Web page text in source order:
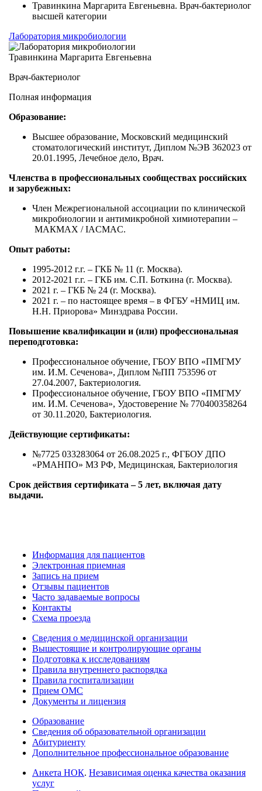
Травинкина Маргарита Евгеньевна. Врач-бактериолог
высшей категории
Лаборатория микробиологии
Травинкина Маргарита Евгеньевна
Врач-бактериолог
Полная информация
Образование:
Высшее образование, Московский медицинский
стоматологический институт, Диплом №ЭВ 362023 от
20.01.1995, Лечебное дело, Врач.
Членства в профессиональных сообществах российских
и зарубежных:
Член Межрегиональной ассоциации по клинической
микробиологии и антимикробной химиотерапии –
МАКМАХ / IACMAC.
Опыт работы:
1995-2012 г.г. – ГКБ № 11 (г. Москва).
2012-2021 г.г. – ГКБ им. С.П. Боткина (г. Москва).
2021 г. – ГКБ № 24 (г. Москва).
2021 г. – по настоящее время – в ФГБУ «НМИЦ им.
Н.Н. Приорова» Минздрава России.
Повышение квалификации и (или) профессиональная
переподготовка:
Профессиональное обучение, ГБОУ ВПО «ПМГМУ
им. И.М. Сеченова», Диплом №ПП 753596 от
27.04.2007, Бактериология.
Профессиональное обучение, ГБОУ ВПО «ПМГМУ
им. И.М. Сеченова», Удостоверение № 770400358264
от 30.11.2020, Бактериология.
Действующие сертификаты:
№7725 033283064 от 26.08.2025 г., ФГБОУ ДПО
«РМАНПО» МЗ РФ, Медицинская, Бактериология
Срок действия сертификата – 5 лет, включая дату
выдачи.
Информация для пациентов
Электронная приемная
Запись на прием
Отзывы пациентов
Часто задаваемые вопросы
Контакты
Схема проезда
Сведения о медицинской организации
Вышестоящие и контролирующие органы
Подготовка к исследованиям
Правила внутреннего распорядка
Правила госпитализации
Прием ОМС
Документы и лицензия
Образование
Сведения об образовательной организации
Абитуриенту
Дополнительное профессиональное образование
Анкета НОК. Независимая оценка качества оказания
услуг